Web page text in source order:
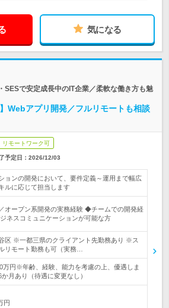
気になる
SESで安定成長中のIT企業／柔軟な働き方も魅
Webアプリ開発／フルリモートも相談
リモートワーク可
予定日： 2026/12/03
ョンの開発において、要件定義～運用まで幅広
ルに応じて担当します
オープン系開発の実務経験 ◆チームでの開発経
ネスコミュニケーションが可能な方
区 ※一都三県のクライアント先勤務あり ※ス
リモート勤務も可（実務…
万円※年齢、経験、能力を考慮の上、優遇しま
月あり（待遇に変更なし）
円